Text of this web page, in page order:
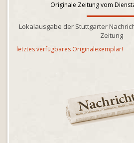
Originale Zeitung vom
Lokalausgabe der Stuttgarter
Zeitung
letztes verfügbares Originalexemplar!